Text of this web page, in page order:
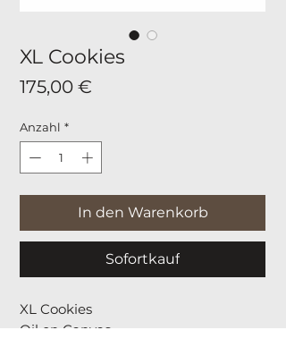
XL Cookies
175,00 €
Anzahl *
In den Warenkorb
Sofortkauf
XL Cookies
Oil on Canvas